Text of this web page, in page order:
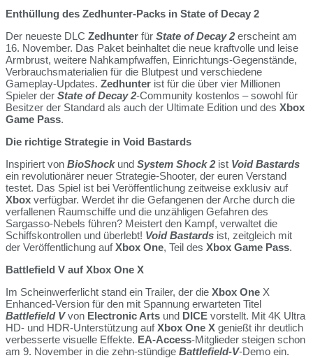
Enthüllung des Zedhunter-Packs in State of Decay 2
Der neueste DLC Zedhunter für State of Decay 2erscheint am
16. November. Das Paket beinhaltet die neue kraftvolle und leise
Armbrust, weitere Nahkampfwaffen, Einrichtungs-Gegenstände,
Verbrauchsmaterialien für die Blutpest und verschiedene
Gameplay-Updates. Zedhunter ist für die über vier Millionen
Spieler der State of Decay 2-Community kostenlos – sowohl für
Besitzer der Standard als auch der Ultimate Edition und des Xbox
Game Pass.
Die richtige Strategie in Void Bastards
Inspiriert von BioShock und System Shock 2ist Void Bastards
ein revolutionärer neuer Strategie-Shooter, der euren Verstand
testet. Das Spiel ist bei Veröffentlichung zeitweise exklusiv auf
Xbox verfügbar. Werdet ihr die Gefangenen der Arche durch die
verfallenen Raumschiffe und die unzähligen Gefahren des
Sargasso-Nebels führen? Meistert den Kampf, verwaltet die
Schiffskontrollen und überlebt! Void Bastards ist, zeitgleich mit
der Veröffentlichung aufXbox One, Teil des Xbox Game Pass.
Battlefield V auf Xbox One X
Im Scheinwerferlicht stand ein Trailer, der die Xbox One X
Enhanced-Version für den mit Spannung erwarteten Titel
Battlefield Vvon Electronic Arts und DICE vorstellt. Mit 4K Ultra
HD- und HDR-Unterstützung aufXbox One X genießt ihr deutlich
verbesserte visuelle Effekte. EA-Access-Mitglieder steigen schon
am 9. November in die zehn-stündige Battlefield-V-Demo ein.